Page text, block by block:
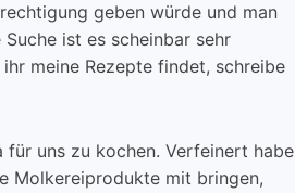
geben würde und man
ist es scheinbar sehr
meine Rezepte findet, schreibe
für uns zu kochen. Verfeinert habe
Molkereiprodukte mit bringen,